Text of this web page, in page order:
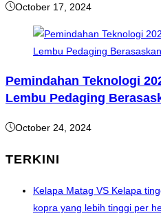
October 17, 2024
Pemindahan Teknologi
Lembu Pedaging
October 24, 2024
TERKINI
Kelapa Matag VS Kelapa
kopra yang lebih tinggi per